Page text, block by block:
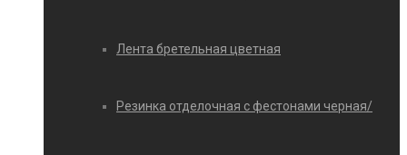
Лента бретельная цветная
Резинка отделочная с фестонами черная/